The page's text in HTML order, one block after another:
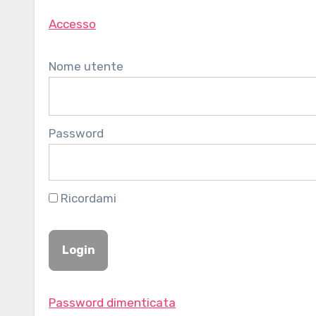
Accesso
Nome utente
Password
Ricordami
Password dimenticata